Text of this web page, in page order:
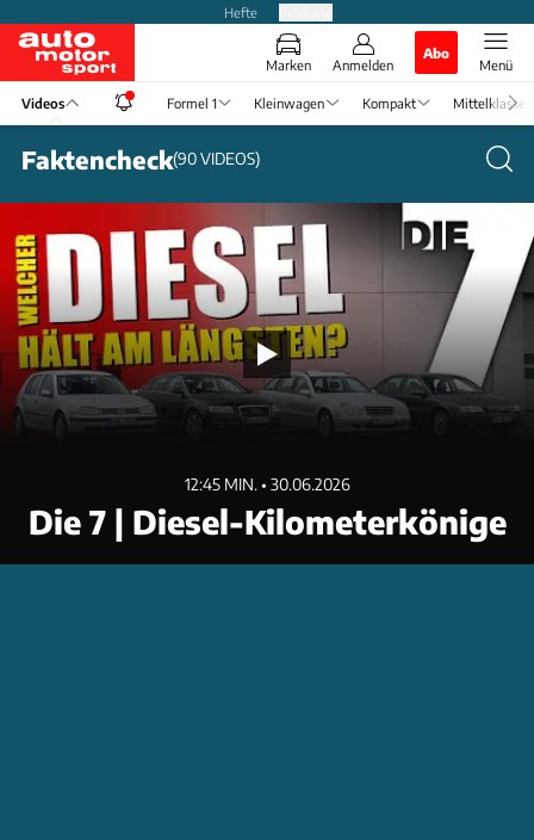
Hefte
Marken Anmelden
Abo
Menü
Videos Formel 1 Kleinwagen Kompakt Mittelklasse
Faktencheck(90VIDEOS)
12:45 MIN. • 30.06.2026
Die 7 | Diesel-Kilometerkönige